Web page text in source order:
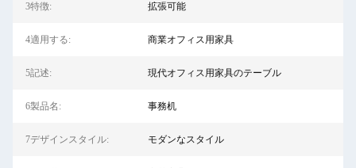
3特徴: 拡張可能
4適用する: 商業オフィス用家具
5記述: 現代オフィス用家具のテーブル
6製品名: 事務机
7デザインスタイル: モダンなスタイル